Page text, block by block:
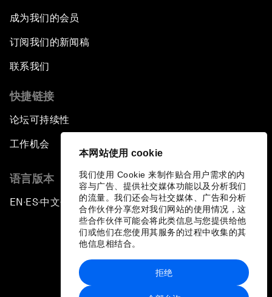
本网站使用 cookie
我们使用 Cookie 来制作贴合用户需求的内
容与广告、提供社交媒体功能以及分析我们
的流量。我们还会与社交媒体、广告和分析
合作伙伴分享您对我们网站的使用情况，这
些合作伙伴可能会将此类信息与您提供给他
们或他们在您使用其服务的过程中收集的其
他信息相结合。
拒绝
成为我们的会员
订阅我们的新闻稿
联系我们
快捷链接
论坛可持续性
工作机会
语言版本
EN ▪ES▪中文▪ 日本語